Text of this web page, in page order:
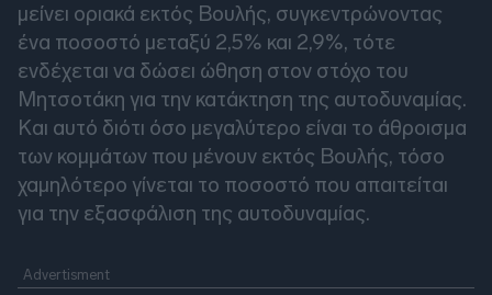
μείνει οριακά εκτός Βουλής, συγκεντρώνοντας
ένα ποσοστό μεταξύ 2,5% και 2,9%, τότε
ενδέχεται να δώσει ώθηση στον στόχο του
Μητσοτάκη για την κατάκτηση της αυτοδυναμίας.
Και αυτό διότι όσο μεγαλύτερο είναι το άθροισμα
των κομμάτων που μένουν εκτός Βουλής, τόσο
χαμηλότερο γίνεται το ποσοστό που απαιτείται
για την εξασφάλιση της αυτοδυναμίας.